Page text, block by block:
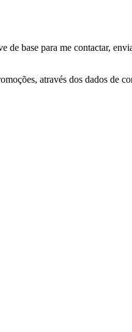
base para me contactar,
através dos dados de